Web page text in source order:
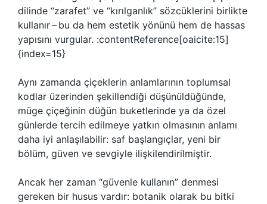
dilinde “zarafet” ve “kırılganlık” sözcüklerini birlikte
kullanır – bu da hem estetik yönünü hem de hassas
yapısını vurgular. :contentReference[oaicite:15]
{index=15}
Aynı zamanda çiçeklerin anlamlarının toplumsal
kodlar üzerinden şekillendiği düşünüldüğünde,
müge çiçeğinin düğün buketlerinde ya da özel
günlerde tercih edilmeye yatkın olmasının anlamı
daha iyi anlaşılabilir: saf başlangıçlar, yeni bir
bölüm, güven ve sevgiyle ilişkilendirilmiştir.
Ancak her zaman “güvenle kullanın” denmesi
gereken bir husus vardır: botanik olarak bu bitki